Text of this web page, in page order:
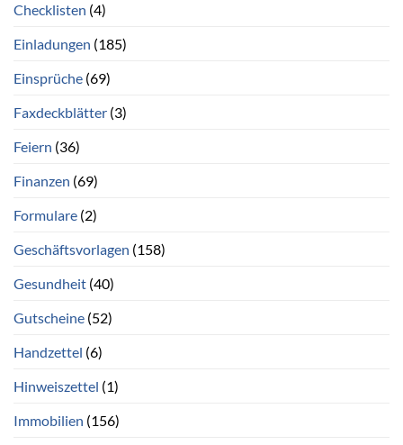
Checklisten (4)
Einladungen (185)
Einsprüche (69)
Faxdeckblätter (3)
Feiern (36)
Finanzen (69)
Formulare (2)
Geschäftsvorlagen (158)
Gesundheit (40)
Gutscheine (52)
Handzettel (6)
Hinweiszettel (1)
Immobilien (156)